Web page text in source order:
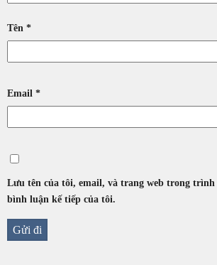
Tên *
Email *
Lưu tên của tôi, email, và trang web trong trình
bình luận kế tiếp của tôi.